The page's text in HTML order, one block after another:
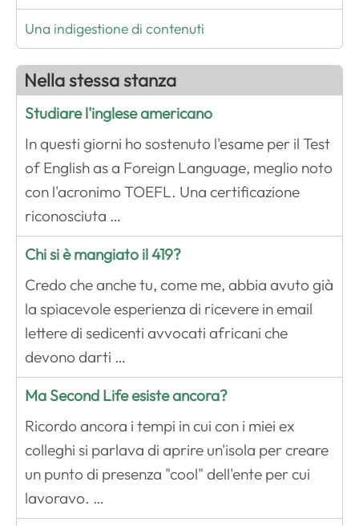
Una indigestione di contenuti
Nella stessa stanza
Studiare l'inglese americano
In questi giorni ho sostenuto l'esame per il Test
of English as a Foreign Language, meglio noto
con l'acronimo TOEFL. Una certificazione
riconosciuta …
Chi si è mangiato il 419?
Credo che anche tu, come me, abbia avuto già
la spiacevole esperienza di ricevere in email
lettere di sedicenti avvocati africani che
devono darti …
Ma Second Life esiste ancora?
Ricordo ancora i tempi in cui con i miei ex
colleghi si parlava di aprire un'isola per creare
un punto di presenza "cool" dell'ente per cui
lavoravo. …